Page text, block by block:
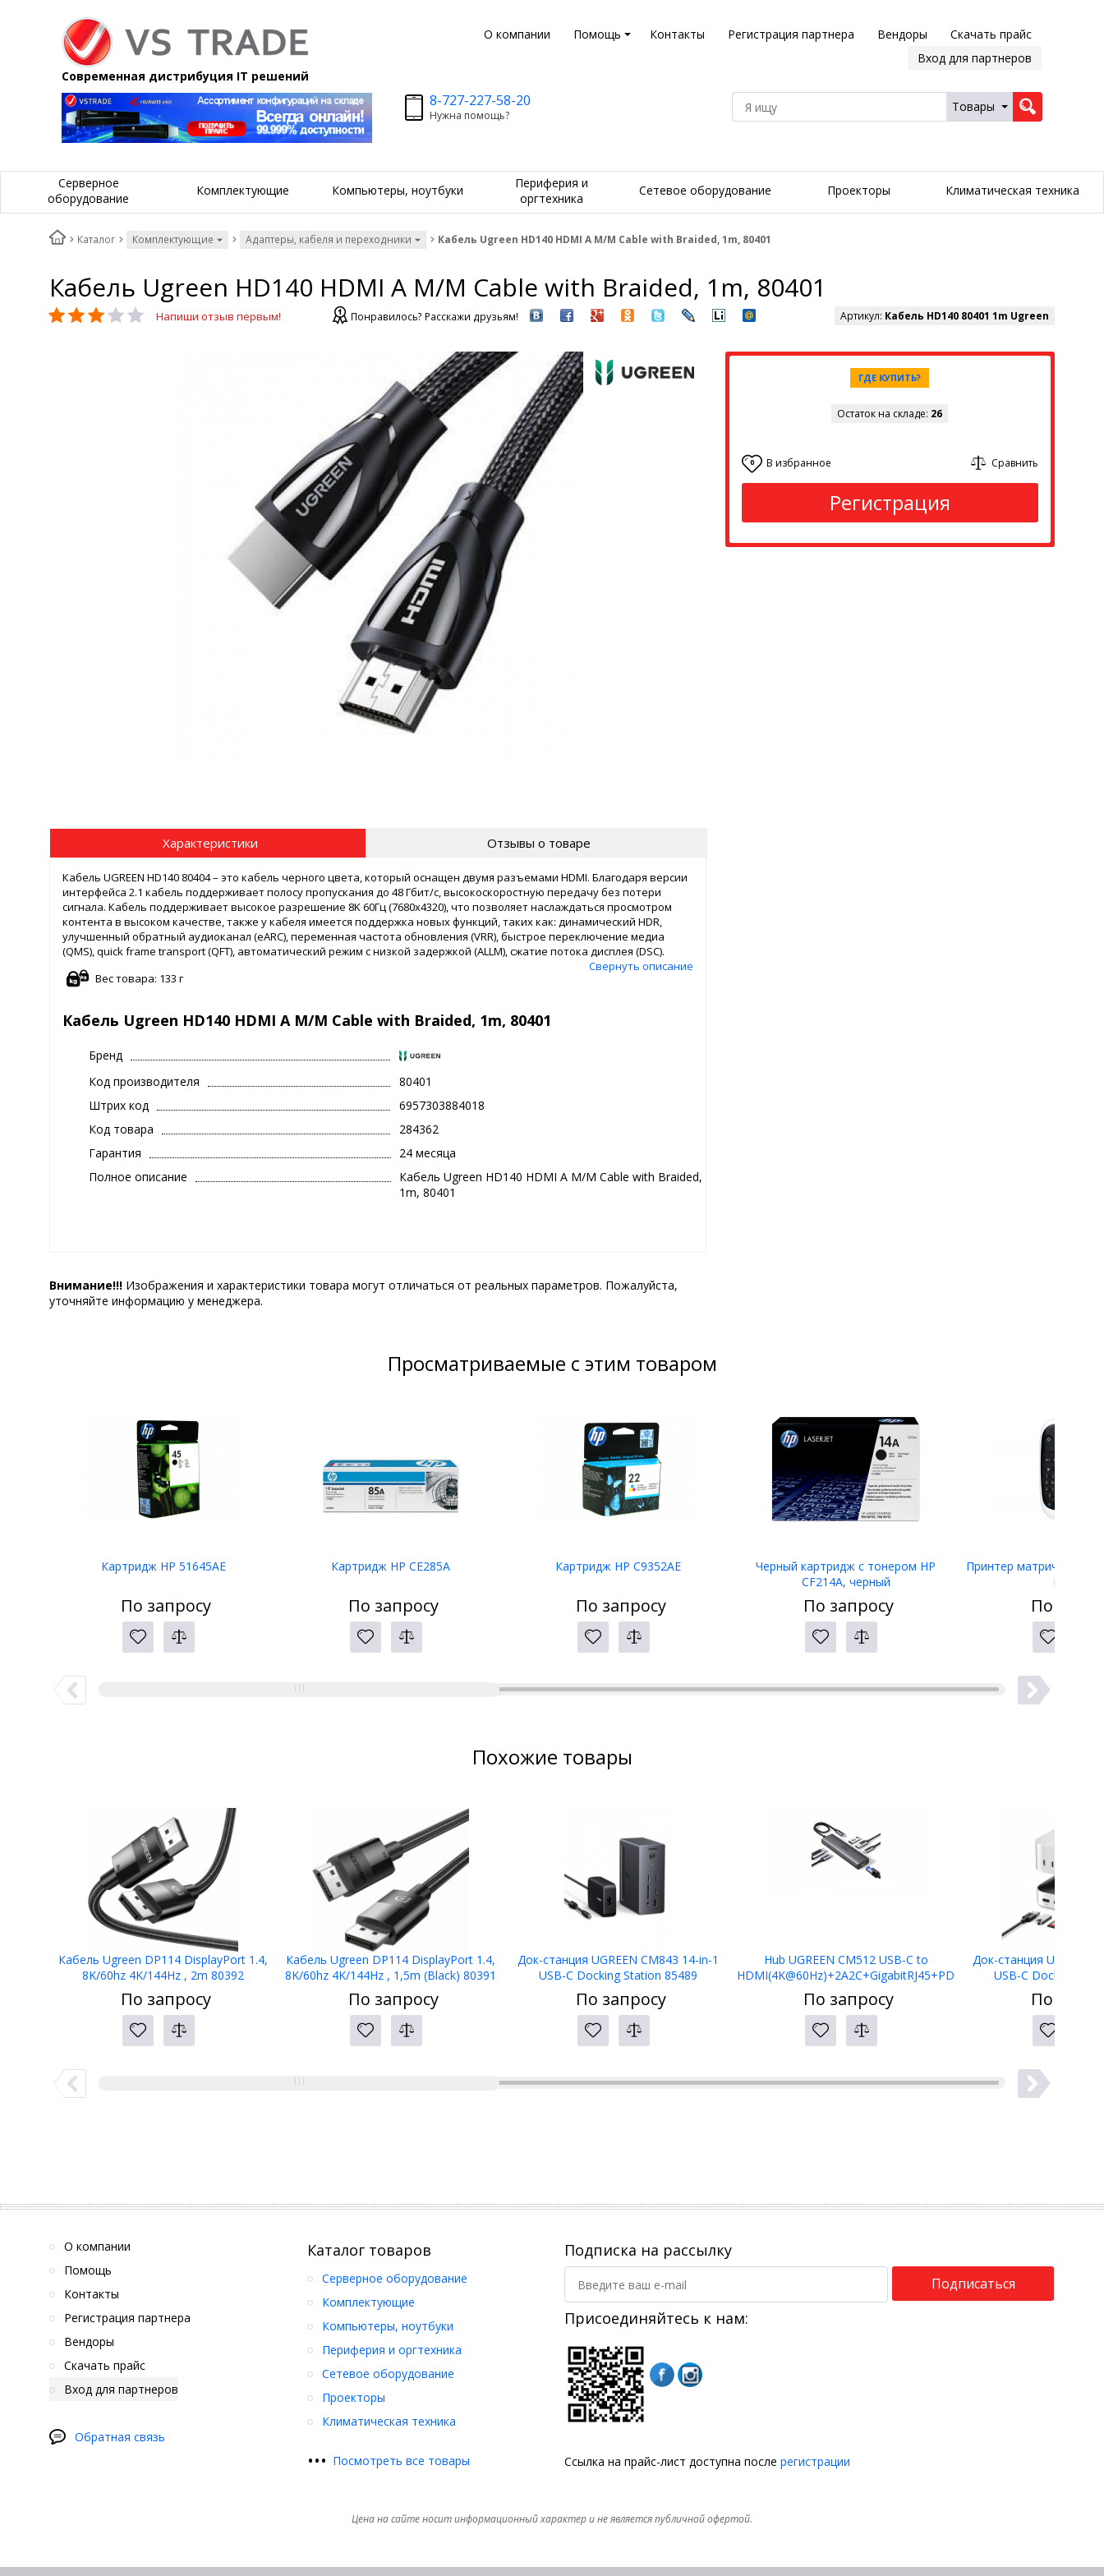
О компании Помощь Контакты Регистрация партнера Вендоры
Скачать прайс
Вход для партнеров
Современная дистрибуция IT решений
8-727-227-58-20
Нужна помощь?
Товары
Серверное
оборудование
Комплектующие Компьютеры, ноутбуки
Периферия и
оргтехника
Сетевое оборудование Проекторы Климатическая техника
Каталог Комплектующие Адаптеры, кабеля и переходники Кабель Ugreen HD140 HDMI A M/M Cable with Braided, 1m, 80401
Кабель Ugreen HD140 HDMI A M/M Cable with Braided, 1m, 80401
Напиши отзыв первым! Понравилось? Расскажи друзьям! Артикул: Кабель HD140 80401 1m Ugreen
ГДЕ КУПИТЬ?
Остаток на складе: 26
0 В избранное Сравнить
Регистрация
Характеристики Отзывы о товаре
Кабель UGREEN HD140 80404 – это кабель черного цвета, который оснащен двумя разъемами HDMI. Благодаря версии
интерфейса 2.1 кабель поддерживает полосу пропускания до 48 Гбит/с, высокоскоростную передачу без потери
сигнала. Кабель поддерживает высокое разрешение 8K 60Гц (7680x4320), что позволяет наслаждаться просмотром
контента в высоком качестве, также у кабеля имеется поддержка новых функций, таких как: динамический HDR,
улучшенный обратный аудиоканал (eARC), переменная частота обновления (VRR), быстрое переключение медиа
(QMS), quick frame transport (QFT), автоматический режим с низкой задержкой (ALLM), сжатие потока дисплея (DSC).
Свернуть описание
Вес товара: 133 г
Кабель Ugreen HD140 HDMI A M/M Cable with Braided, 1m, 80401
Бренд
Код производителя
80401
Штрих код
6957303884018
Код товара
284362
Гарантия
24 месяца
Полное описание
Кабель Ugreen HD140 HDMI A M/M Cable with Braided,
1m, 80401
Внимание!!! Изображения и характеристики товара могут отличаться от реальных параметров. Пожалуйста,
уточняйте информацию у менеджера.
Просматриваемые с этим товаром
Картридж HP 51645AE
По запросу
Картридж HP CE285A
По запросу
Картридж HP C9352AE
По запросу
Черный картридж с тонером HP
CF214A, черный
По запросу
Принтер матричный
LW-400
По
Похожие товары
Кабель Ugreen DP114 DisplayPort 1.4,
8K/60hz 4K/144Hz , 2m 80392
По запросу
Кабель Ugreen DP114 DisplayPort 1.4,
8K/60hz 4K/144Hz , 1,5m (Black) 80391
По запросу
Док-станция UGREEN CM843 14-in-1
USB-C Docking Station 85489
По запросу
Hub UGREEN CM512 USB-C to
HDMI(4K@60Hz)+2A2C+GigabitRJ45+PD
(100W) 45000
По запросу
Док-станция UGREEN
USB-C Docking
По
О компании
Помощь
Контакты
Регистрация партнера
Вендоры
Скачать прайс
Вход для партнеров
Обратная связь
Каталог товаров
Серверное оборудование
Комплектующие
Компьютеры, ноутбуки
Периферия и оргтехника
Сетевое оборудование
Проекторы
Климатическая техника
••• Посмотреть все товары
Подписка на рассылку
Подписаться
Присоединяйтесь к нам:
Ссылка на прайс-лист доступна после регистрации
Цена на сайте носит информационный характер и не является публичной офертой.